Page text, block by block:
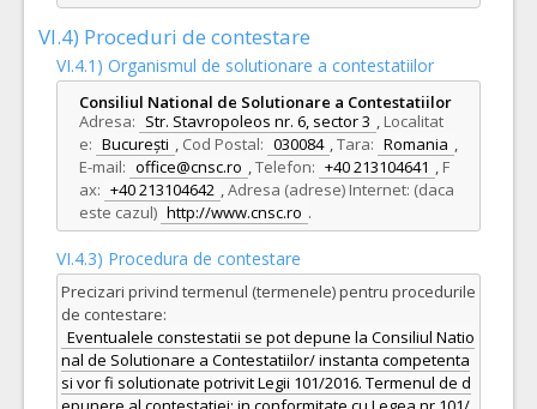
VI.4) Proceduri de contestare
VI.4.1) Organismul de solutionare a contestatiilor
Consiliul National de Solutionare a Contestatiilor
Adresa: Str. Stavropoleos nr. 6, sector 3 , Localitat
e: București , Cod Postal: 030084 ,Tara: Romania ,
E-mail: office@cnsc.ro ,Telefon: +40 213104641 , F
ax: +40 213104642 ,Adresa (adrese) Internet: (daca
este cazul) http://www.cnsc.ro .
VI.4.3) Procedura de contestare
Precizari privind termenul (termenele) pentru procedurile
de contestare:
Eventualele constestatii se pot depune la Consiliul Natio
nal de Solutionare a Contestatiilor/ instanta competenta
si vor fi solutionate potrivit Legii 101/2016. Termenul de d